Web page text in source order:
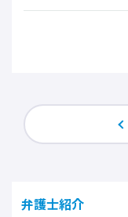
弁護士紹介